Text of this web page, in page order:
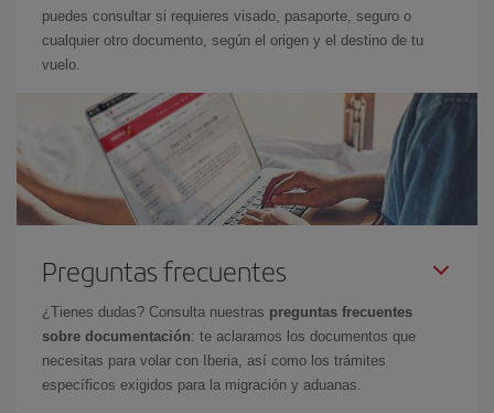
puedes consultar si requieres visado, pasaporte, seguro o
cualquier otro documento, según el origen y el destino de tu
vuelo.
Preguntas frecuentes
¿Tienes dudas? Consulta nuestras preguntas frecuentes
sobre documentación: te aclaramos los documentos que
necesitas para volar con Iberia, así como los trámites
específicos exigidos para la migración y aduanas.